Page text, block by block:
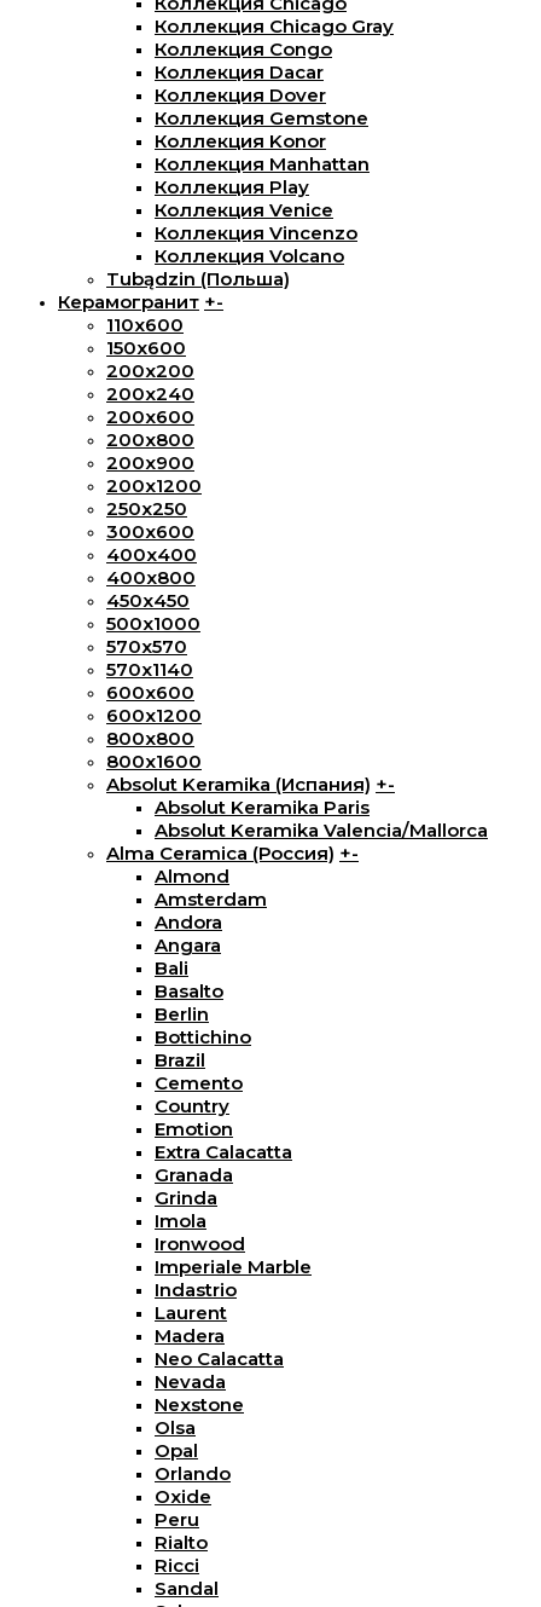
Коллекция Chicago Gray
Коллекция Congo
Коллекция Dacar
Коллекция Dover
Коллекция Gemstone
Коллекция Konor
Коллекция Manhattan
Коллекция Play
Коллекция Venice
Коллекция Vincenzo
Коллекция Volcano
Tubądzin (Польша)
Керамогранит +-
110x600
150х600
200x200
200х240
200х600
200х800
200х900
200х1200
250x250
300х600
400х400
400х800
450х450
500х1000
570х570
570х1140
600х600
600х1200
800х800
800x1600
Absolut Keramika (Испания) +-
Absolut Keramika Paris
Absolut Keramika Valencia/Mallorca
Alma Ceramica (Россия) +-
Almond
Amsterdam
Andora
Angara
Bali
Basalto
Berlin
Bottichino
Brazil
Cemento
Country
Emotion
Extra Calacatta
Granada
Grinda
Imola
Ironwood
Imperiale Marble
Indastrio
Laurent
Madera
Neo Calacatta
Nevada
Nexstone
Olsa
Opal
Orlando
Oxide
Peru
Rialto
Ricci
Sandal